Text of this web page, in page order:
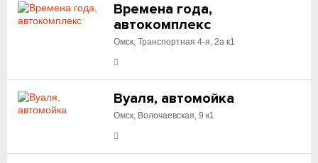
Времена года,
автокомплекс
Омск, Транспортная 4-я, 2а к1
Вуаля, автомойка
Омск, Волочаевская, 9 к1